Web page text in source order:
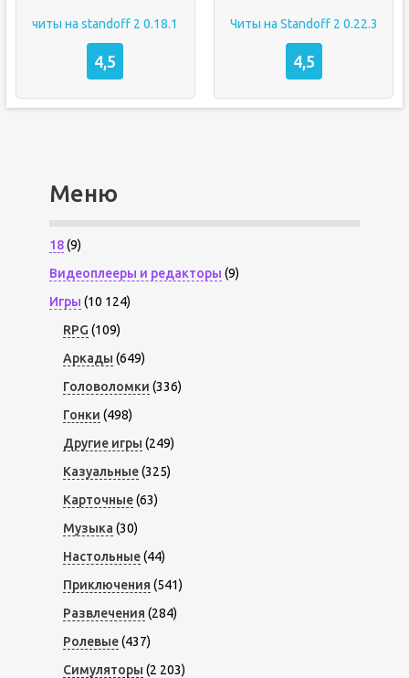
читы на standoff 2 0.18.1
4,5
Читы на Standoff 2 0.22.3
4,5
Меню
18(9)
Видеоплееры и редакторы (9)
Игры (10 124)
RPG (109)
Аркады (649)
Головоломки (336)
Гонки (498)
Другие игры (249)
Казуальные(325)
Карточные(63)
Музыка (30)
Настольные(44)
Приключения (541)
Развлечения (284)
Ролевые(437)
Симуляторы (2 203)